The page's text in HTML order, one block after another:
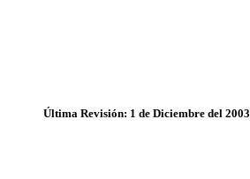
Última Revisión: 1 de Diciembre del 2003